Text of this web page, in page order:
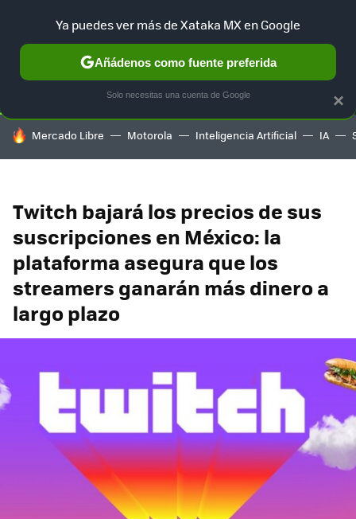
SELECCIÓN GAMING HOME AUTO TERRITORIO
HOY SE HABLA DE
Mercado Libre Motorola Inteligencia Artificial IA
Twitch bajará los precios de sus
suscripciones en México: la
plataforma asegura que los
streamers ganarán más dinero a
largo plazo
×
Ya puedes ver más de Xataka MX en Google
Añádenos como fuente preferida
Solo necesitas una cuenta de Google